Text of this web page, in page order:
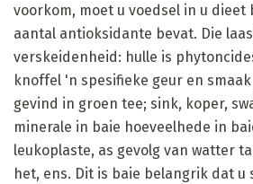
voorkom, moet u voedsel in u dieet
aantal antioksidante bevat. Die
verskeidenheid: hulle is
knoffel 'n spesifieke geur en
gevind in groen tee; sink, koper,
minerale in baie hoeveelhede in
leukoplaste, as gevolg van watter
het, ens. Dit is baie belangrik dat u